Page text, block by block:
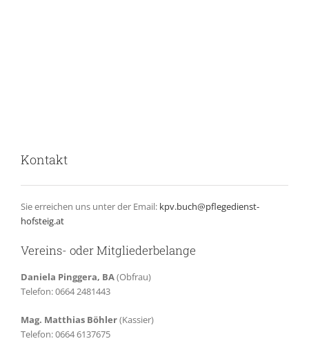
Kontakt
Sie erreichen uns unter der Email: kpv.buch@pflegedienst-
hofsteig.at
Vereins- oder Mitgliederbelange
Daniela Pinggera, BA(Obfrau)
Telefon: 0664 2481443
Mag. Matthias Böhler(Kassier)
Telefon: 0664 6137675